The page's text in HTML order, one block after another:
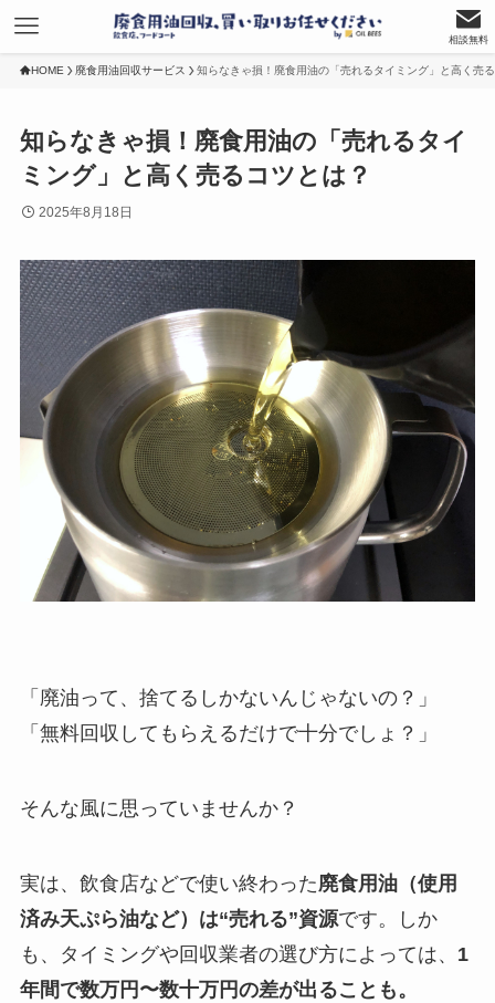
相談無料
HOME 廃食用油回収サービス 知らなきゃ損！廃食用油の「売れるタイミング」と高く売
知らなきゃ損！廃食用油の「売れるタイ
ミング」と高く売るコツとは？
2025年8月18日
「廃油って、捨てるしかないんじゃないの？」
「無料回収してもらえるだけで十分でしょ？」
そんな風に思っていませんか？
実は、飲食店などで使い終わった廃食用油（使用
済み天ぷら油など）は“売れる”資源です。しか
も、タイミングや回収業者の選び方によっては、 1
年間で数万円〜数十万円の差が出ることも。